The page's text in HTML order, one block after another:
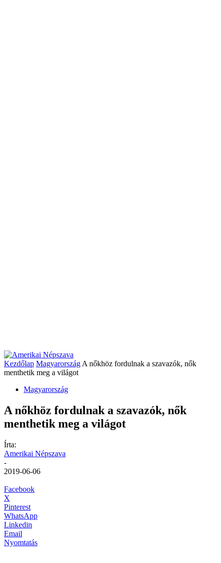
Kezdőlap Magyarország A nőkhöz fordulnak a szavazók, nők
menthetik meg a világot
Magyarország
A nőkhöz fordulnak a szavazók, nők
menthetik meg a világot
Írta:
Amerikai Népszava
-
2019-06-06
Facebook
X
Pinterest
WhatsApp
Linkedin
Email
Nyomtatás